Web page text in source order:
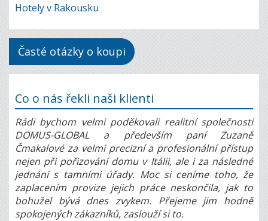
Hotely v Rakousku
Časté otázky o koupi
Co o nás řekli naši klienti
Rádi bychom velmi poděkovali realitní společnosti
DOMUS-GLOBAL a především paní Zuzaně
Čmakalové za velmi precizní a profesionální přístup
nejen při pořizování domu v Itálii, ale i za následné
jednání s tamními úřady. Moc si ceníme toho, že
zaplacením provize jejich práce neskončila, jak to
bohužel bývá dnes zvykem. Přejeme jim hodně
spokojených zákazníků, zaslouží si to.